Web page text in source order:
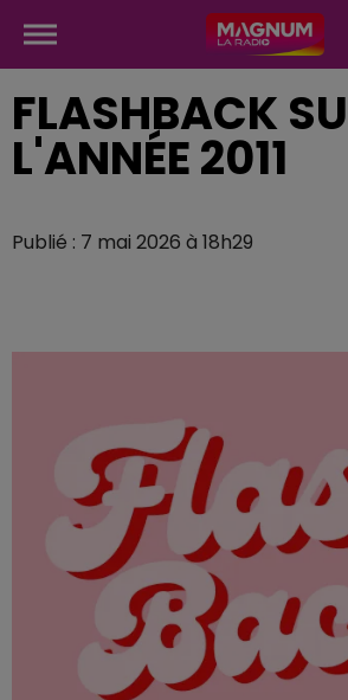
FLASHBACK
L'ANNÉE 2011
Publié : 7 mai 2026 à 18h29